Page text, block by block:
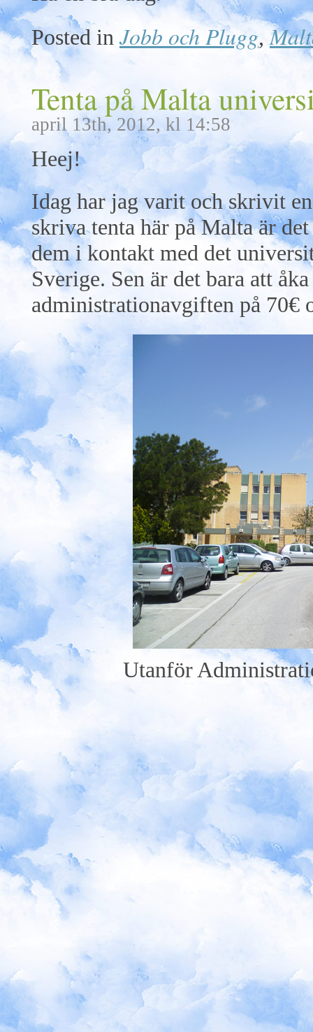
Posted in Jobb och Plugg,
Tenta på Malta
april 13th, 2012, kl 14:58
Heej!
Idag har jag varit och skrivit
skriva tenta här på Malta är
dem i kontakt med det
Sverige. Sen är det bara att
administrationavgiften på
Utanför